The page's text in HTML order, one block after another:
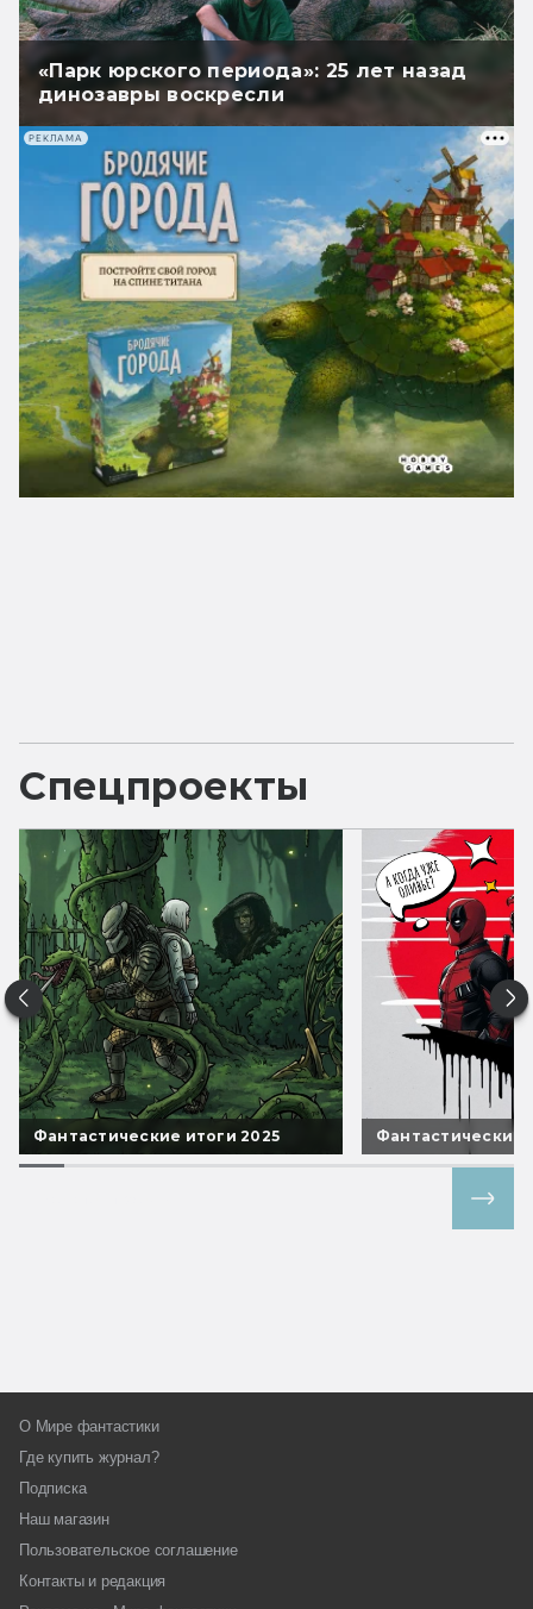
«Парк юрского периода»: 25 лет назад
динозавры воскресли
РЕКЛАМА
Спецпроекты
Фантастические итоги 2025 Фантастические
О Мире фантастики
Где купить журнал?
Подписка
Наш магазин
Пользовательское соглашение
Контакты и редакция